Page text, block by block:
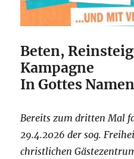
Beten,
Kampagne
In Gottes Namen
Bereits zum dritten Mal
29.4.2026 der sog.
christlichen